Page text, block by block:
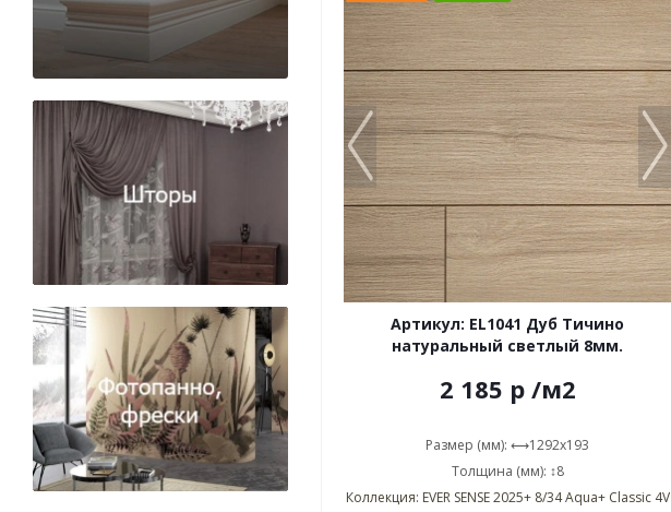
Артикул: EL1041 Дуб Тичино
натуральный светлый 8мм.
2 185 р /м2
Размер (мм): ⟷1292x193
Толщина (мм): ↕8
Коллекция: EVER SENSE 2025+ 8/34 Aqua+ Classic 4V